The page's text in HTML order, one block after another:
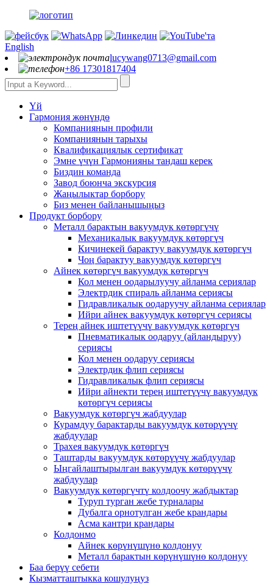
English
lucywang0713@gmail.com
+86 17301817404
Үй
Гармония жөнүндө
Компаниянын профили
Компаниянын тарыхы
Квалификациялык сертификат
Эмне үчүн Гармонияны тандаш керек
Биздин команда
Завод боюнча экскурсия
Жаңылыктар борбору
Биз менен байланышыңыз
Продукт борбору
Металл барактын вакуумдук көтөргүчү
Механикалык вакуумдук көтөргүч
Кичинекей барактуу вакуумдук көтөргүч
Чоң барактуу вакуумдук көтөргүч
Айнек көтөргүч вакуумдук көтөргүч
Кол менен оодарылуучу айланма сериялар
Электрдик спираль айланма сериясы
Гидравликалык оодаруучу айланма сериялар
Ийри айнек вакуумдук көтөргүч сериясы
Терең айнек иштетүүчү вакуумдук көтөргүч
Пневматикалык оодаруу (айландыруу)
сериясы
Кол менен оодаруу сериясы
Электрдик флип сериясы
Гидравликалык флип сериясы
Ийри айнекти терең иштетүүчү вакуумдук
көтөргүч сериясы
Вакуумдук көтөргүч жабдуулар
Курамдуу барактарды вакуумдук көтөрүүчү
жабдуулар
Трахея вакуумдук көтөргүч
Таштарды вакуумдук көтөрүүчү жабдуулар
Ыңгайлаштырылган вакуумдук көтөрүүчү
жабдуулар
Вакуумдук көтөргүчтү колдоочу жабдыктар
Туруп турган жебе турналары
Дубалга орнотулган жебе крандары
Асма кантри крандары
Колдонмо
Айнек көрүнүшүнө колдонуу
Металл барактын көрүнүшүнө колдонуу
Баа берүү себети
Кызматташтыкка кошулуңуз